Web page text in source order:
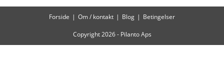
Forside Om / kontakt Blog Betingelser
Copyright 2026 - Pilanto Aps